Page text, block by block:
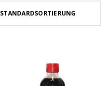
STANDARDSORTIERUNG